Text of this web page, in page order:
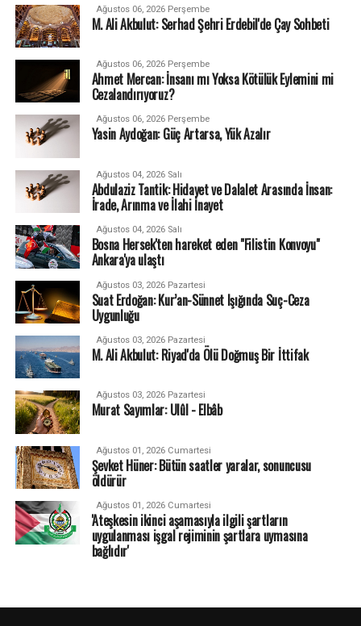
Ağustos 06, 2026 Perşembe
M. Ali Akbulut: Serhad Şehri Erdebil'de Çay Sohbeti
Ağustos 06, 2026 Perşembe
Ahmet Mercan: İnsanı mı Yoksa Kötülük Eylemini mi
Cezalandırıyoruz?
Ağustos 06, 2026 Perşembe
Yasin Aydoğan: Güç Artarsa, Yük Azalır
Ağustos 04, 2026 Salı
Abdulaziz Tantik: Hidayet ve Dalalet Arasında İnsan:
İrade, Arınma ve İlahi İnayet
Ağustos 04, 2026 Salı
Bosna Hersek'ten hareket eden "Filistin Konvoyu"
Ankara'ya ulaştı
Ağustos 03, 2026 Pazartesi
Suat Erdoğan: Kur’an-Sünnet Işığında Suç-Ceza
Uygunluğu
Ağustos 03, 2026 Pazartesi
M. Ali Akbulut: Riyad'da Ölü Doğmuş Bir İttifak
Ağustos 03, 2026 Pazartesi
Murat Sayımlar: Ulûl - Elbâb
Ağustos 01, 2026 Cumartesi
Şevket Hüner: Bütün saatler yaralar, sonuncusu
öldürür
Ağustos 01, 2026 Cumartesi
'Ateşkesin ikinci aşamasıyla ilgili şartların
uygulanması işgal rejiminin şartlara uymasına
bağlıdır'